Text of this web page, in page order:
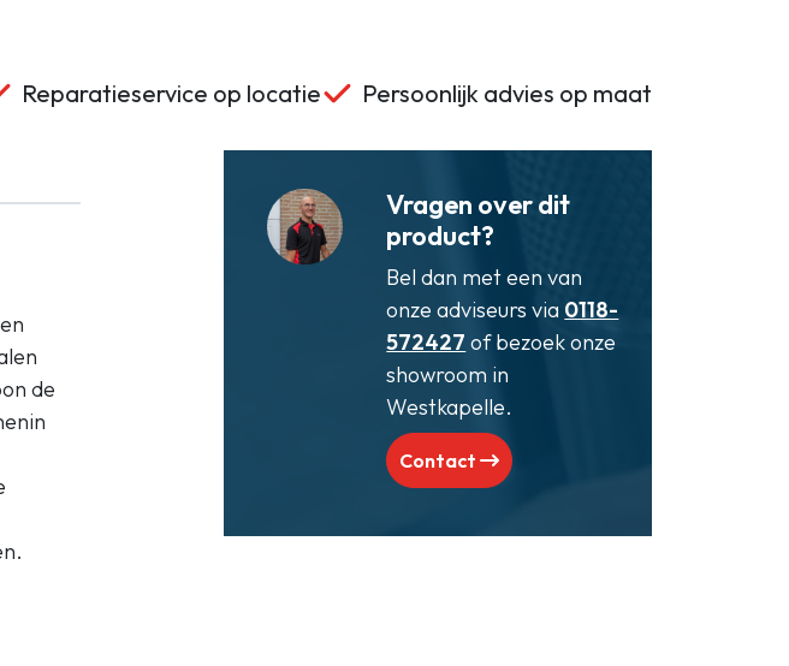
Reparatieservice op locatie Persoonlijk advies op maat
de
Vragen over dit
product?
Bel dan met een van
onze adviseurs via 0118-
572427 of bezoek onze
showroom in
Westkapelle.
Contact